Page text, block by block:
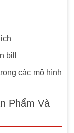
bill
các mô hình
Phẩm Và